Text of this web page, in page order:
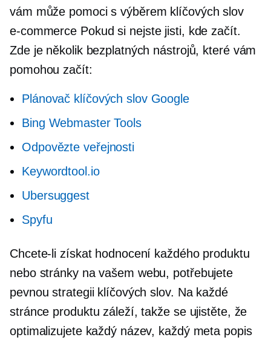
vám může pomoci s výběrem klíčových slov
e-commerce Pokud si nejste jisti, kde začít.
Zde je několik bezplatných nástrojů, které vám
pomohou začít:
Plánovač klíčových slov Google
Bing Webmaster Tools
Odpovězte veřejnosti
Keywordtool.io
Ubersuggest
Spyfu
Chcete-li získat hodnocení každého produktu
nebo stránky na vašem webu, potřebujete
pevnou strategii klíčových slov. Na každé
stránce produktu záleží, takže se ujistěte, že
optimalizujete každý název, každý meta popis